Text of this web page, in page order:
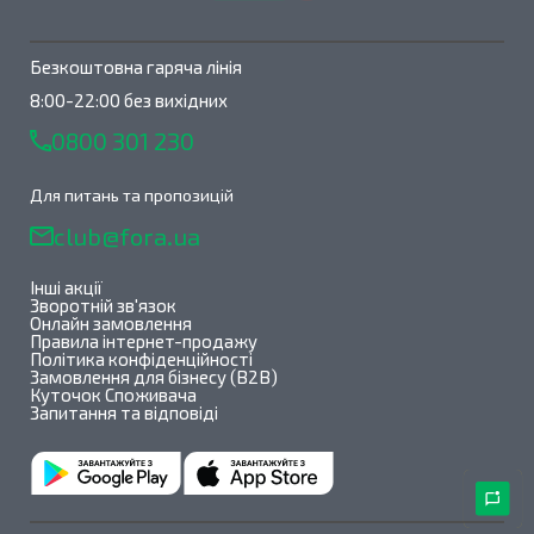
Безкоштовна гаряча лінія
8:00-22:00 без вихідних
0800 301 230
Для питань та пропозицій
club@fora.ua
Інші акції
Зворотній зв'язок
Онлайн замовлення
Правила інтернет-продажу
Політика конфіденційності
Замовлення для бізнесу (B2B)
Куточок Споживача
Запитання та відповіді